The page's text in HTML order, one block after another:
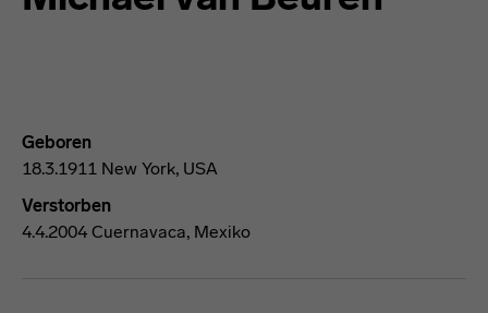
Geboren
18.3.1911 New York, USA
Verstorben
4.4.2004 Cuernavaca, Mexiko